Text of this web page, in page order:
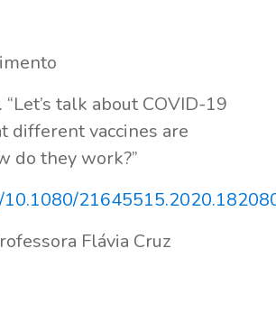
talk about COVID-19
different vaccines are
do they work?”
10.1080/
Flávia Cruz